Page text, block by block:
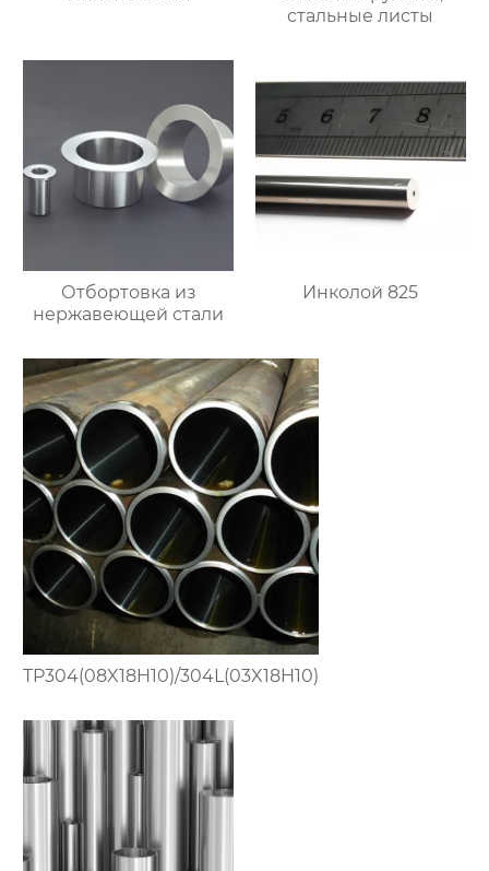
стальные листы
Отбортовка из
нержавеющей стали
Инколой 825
TP304(08X18H10)/304L(03X18H10)